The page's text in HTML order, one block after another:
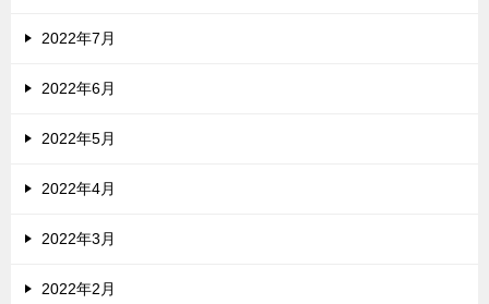
2022年7月
2022年6月
2022年5月
2022年4月
2022年3月
2022年2月